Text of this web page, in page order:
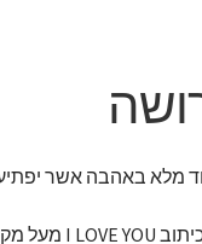
מלא באהבה אשר יפתיע